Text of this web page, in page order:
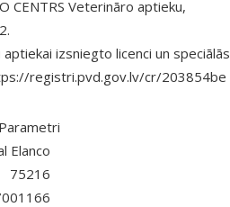
CENTRS Veterināro aptieku,
izsniegto licenci un speciālās
registri.pvd.gov.lv/cr/203854be
Parametri
Elanco
75216